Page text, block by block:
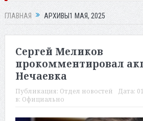
ГЛАВНАЯ АРХИВЫ1 МАЯ, 2025
Сергей Меликов
прокомментировал
Нечаевка
Публикация: Отдел новостей Дата:
в: Официально